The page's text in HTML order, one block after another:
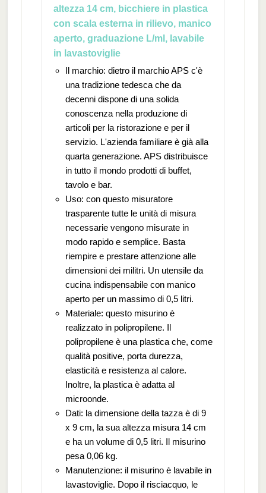
altezza 14 cm, bicchiere in plastica
con scala esterna in rilievo, manico
aperto, graduazione L/ml, lavabile
in lavastoviglie
Il marchio: dietro il marchio APS c'è
una tradizione tedesca che da
decenni dispone di una solida
conoscenza nella produzione di
articoli per la ristorazione e per il
servizio. L'azienda familiare è già alla
quarta generazione. APS distribuisce
in tutto il mondo prodotti di buffet,
tavolo e bar.
Uso: con questo misuratore
trasparente tutte le unità di misura
necessarie vengono misurate in
modo rapido e semplice. Basta
riempire e prestare attenzione alle
dimensioni dei militri. Un utensile da
cucina indispensabile con manico
aperto per un massimo di 0,5 litri.
Materiale: questo misurino è
realizzato in polipropilene. Il
polipropilene è una plastica che, come
qualità positive, porta durezza,
elasticità e resistenza al calore.
Inoltre, la plastica è adatta al
microonde.
Dati: la dimensione della tazza è di 9
x 9 cm, la sua altezza misura 14 cm
e ha un volume di 0,5 litri. Il misurino
pesa 0,06 kg.
Manutenzione: il misurino è lavabile in
lavastoviglie. Dopo il risciacquo, le